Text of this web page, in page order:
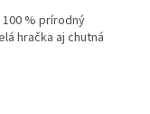
100 % prírodný
hračka aj chutná